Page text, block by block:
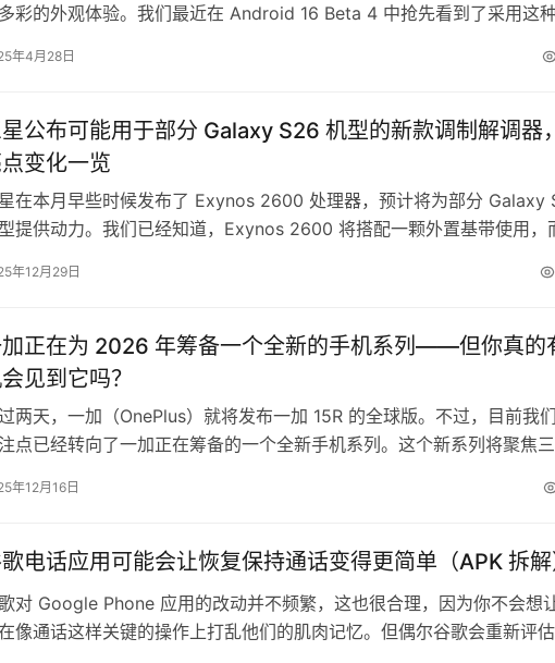
彩的外观体验。我们最近在 Android 16 Beta 4 中抢先看到了采用这种
理页面的视觉变化。 目前，Google 账户管理页面通过“主页”“个人信息”“
年4月28日
公布可能用于部分 Galaxy S26 机型的新款调制解调器，
变化一览
在本月早些时候发布了 Exynos 2600 处理器，预计将为部分 Galaxy
提供动力。我们已经知道，Exynos 2600 将搭配一颗外置基带使用，
上低调上线了 Exynos Modem 5410（线索来自 r/Android），此前也有
年12月29日
正在为 2026 年筹备一个全新的手机系列——但你真的
见到它吗？
两天，一加（OnePlus）就将发布一加 15R 的全球版。不过，目前我
点已经转向了一加正在筹备的一个全新手机系列。这个新系列将聚焦三
末在一加周年庆活动期间，这位高管透露，公司即将推出全新的一加
年12月16日
电话应用可能会让恢复保持通话变得更简单（APK 拆解
对 Google Phone 应用的改动并不频繁，这也很合理，因为你不会想
像通话这样关键的操作上打乱他们的肌肉记忆。但偶尔谷歌会重新评估